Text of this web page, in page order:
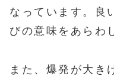
なっています。良
びの意味をあらわ
また、爆発が大き